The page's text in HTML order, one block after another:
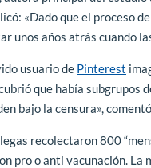
«Dado que el proceso
unos años atrás cuando
usuario de Pinterest
que había subgrupos
bajo la censura»,
recolectaron 800
pro o anti vacunación. La